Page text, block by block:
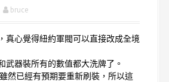
bruce
真心覺得紐約軍閥可以直接改成全境
武器裝所有的數值都大洗牌了。
然已經有預期要重新刷裝，所以這